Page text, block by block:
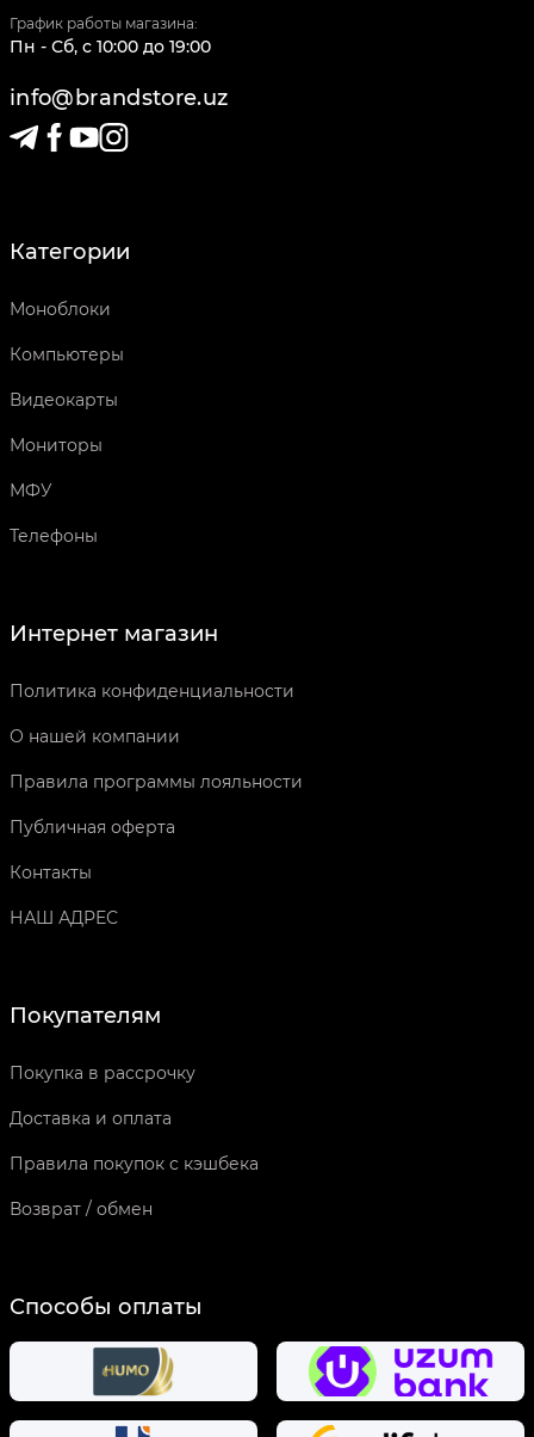
График работы магазина:
Пн - Сб, c 10:00 до 19:00
info@brandstore.uz
Категории
Моноблоки
Компьютеры
Видеокарты
Мониторы
МФУ
Телефоны
Интернет магазин
Политика конфиденциальности
О нашей компании
Правила программы лояльности
Публичная оферта
Контакты
НАШ АДРЕС
Покупателям
Покупка в рассрочку
Доставка и оплата
Правила покупок с кэшбека
Возврат / обмен
Способы оплаты